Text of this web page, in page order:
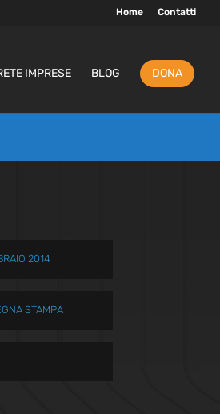
Home Contatti
IMPRESE BLOG DONA
2014
STAMPA